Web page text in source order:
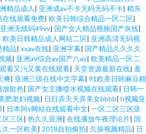
精品成人 | 亚洲成av不卡无码无码不卡| 精东
在线观看免费| 欧美日韩综合精品一区二区|
洲无线码49vv| 国产女人精品视频国产灰线|
欧美日韩精品成人网站二区| 亚洲高清无码视
精品| xxav在线| 亚洲字幕| 国产精品久久久久
频| 亚洲aⅴ综合av国产八av| 欧美精品一区二
看又污又黄在线观看| 天堂资源最新在线| 羞
爽| 亚洲三级在线中文字幕| 91欧美日韩麻豆精
放欲色| 国产女主播喷水视频在线观看| 日韩一
肥老妇视频| 日日弄天天弄美女bbbb| h视频亚
| 日本阿v网站在线观看中文| 一区二区三区亚
区三区| 热久久亚洲| 在线播放午夜理论片| 国
久一区欧美| 2018自拍偷拍| 久操视频精品| 日